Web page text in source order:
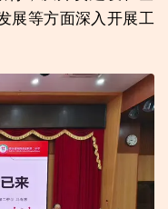
展等方面深入开展工